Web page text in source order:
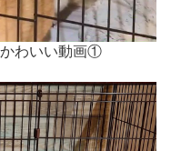
わいい動画①